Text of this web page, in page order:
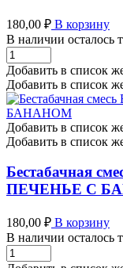
180,00 ₽ В корзину
В наличии осталось
Бестабачная
смесь
Brusko
Strong
50
гр
-
ЛИМОННЫЙ
ПИРОГ
количество
Добавить в список
Добавить в список
Добавить в список
Добавить в список
Бестабачная
ПЕЧЕНЬЕ С
180,00 ₽ В корзину
В наличии осталось
Бестабачная
смесь